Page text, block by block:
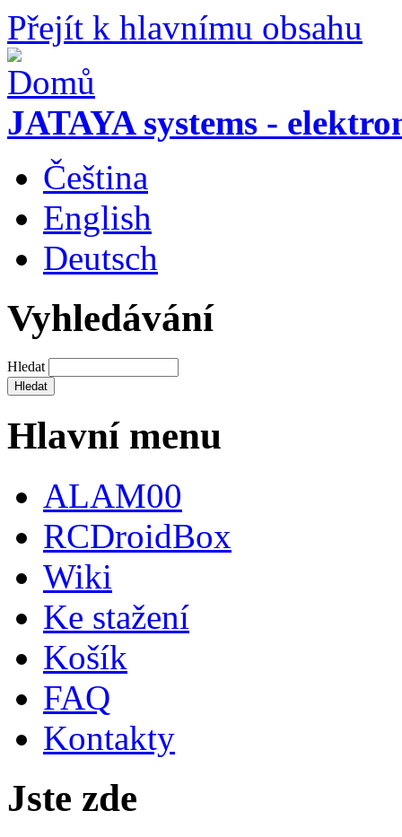
Přejít k hlavnímu obsahu
JATAYA systems -
Čeština
English
Deutsch
Vyhledávání
Hledat
Hlavní menu
ALAM00
RCDroidBox
Wiki
Ke stažení
Košík
FAQ
Kontakty
Jste zde